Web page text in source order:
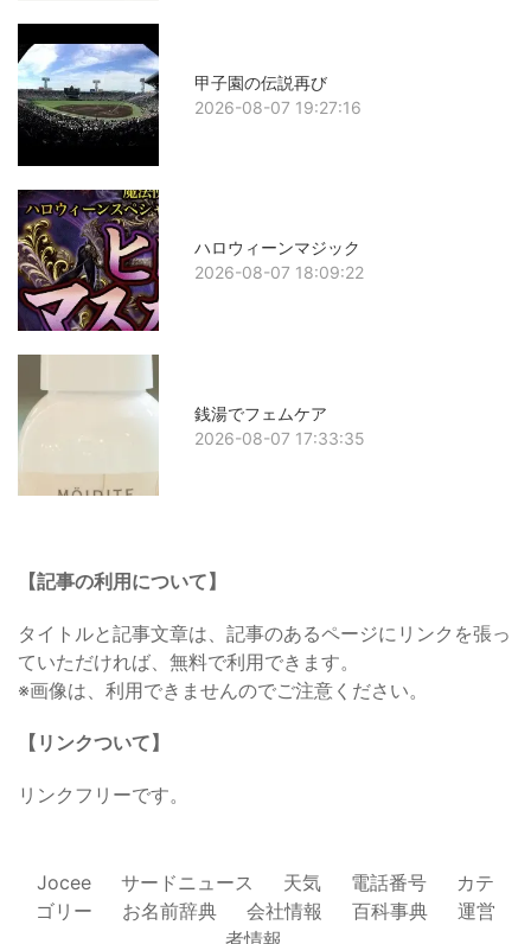
甲子園の伝説再び
2026-08-07 19:27:16
ハロウィーンマジック
2026-08-07 18:09:22
銭湯でフェムケア
2026-08-07 17:33:35
【記事の利用について】
タイトルと記事文章は、記事のあるページにリンクを張っ
ていただければ、無料で利用できます。
※画像は、利用できませんのでご注意ください。
【リンクついて】
リンクフリーです。
Jocee サードニュース 天気 電話番号
カテ
ゴリー
お名前辞典 会社情報 百科事典
運営